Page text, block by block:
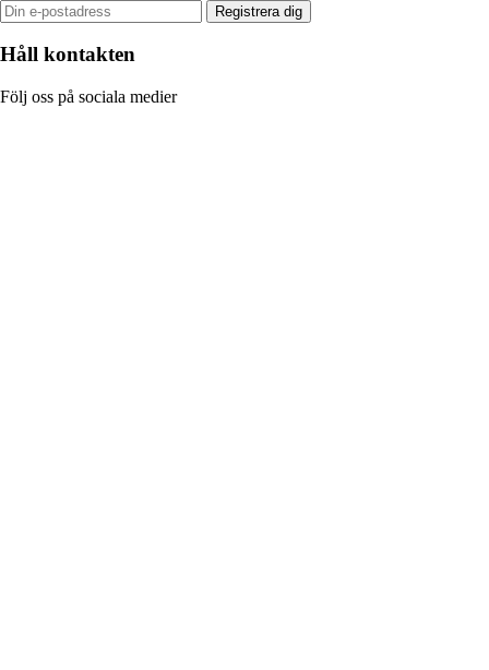
Registrera dig
Håll kontakten
Följ oss på sociala medier